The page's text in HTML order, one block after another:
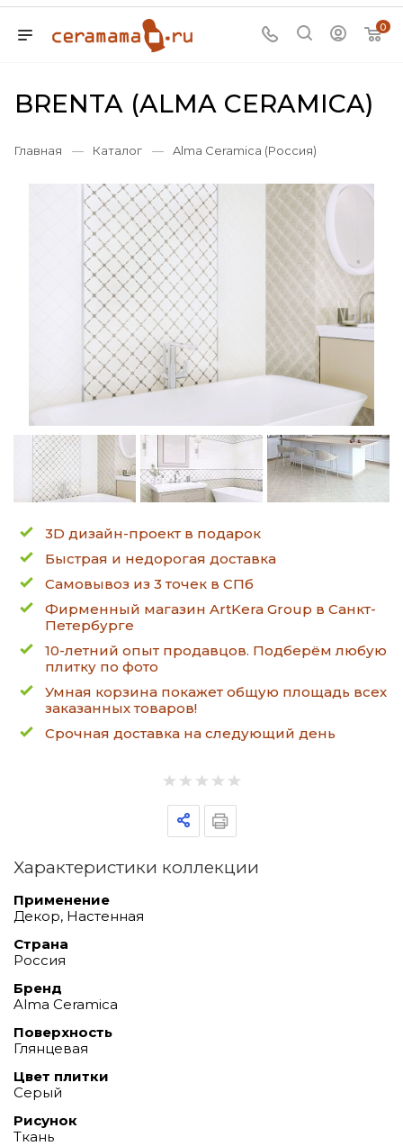
0
BRENTA (ALMA CERAMICA)
Главная — Каталог — Alma Ceramica (Россия)
3D дизайн-проект в подарок
Быстрая и недорогая доставка
Самовывоз из 3 точек в СПб
Фирменный магазин ArtKera Group в Санкт-
Петербурге
10-летний опыт продавцов. Подберём любую
плитку по фото
Умная корзина покажет общую площадь всех
заказанных товаров!
Срочная доставка на следующий день
Характеристики коллекции
Применение
Декор, Настенная
Страна
Россия
Бренд
Alma Ceramica
Поверхность
Глянцевая
Цвет плитки
Серый
Рисунок
Ткань